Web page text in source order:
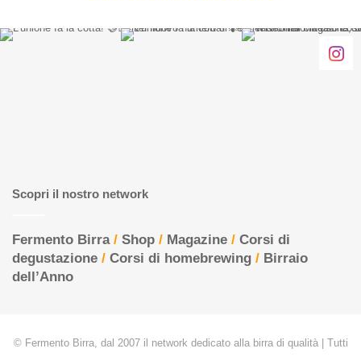
Scopri il nostro network
Fermento Birra/ Shop / Magazine / Corsi di
degustazione / Corsi di homebrewing / Birraio
dell’Anno
© Fermento Birra, dal 2007 il network dedicato alla birra di qualità | Tutti